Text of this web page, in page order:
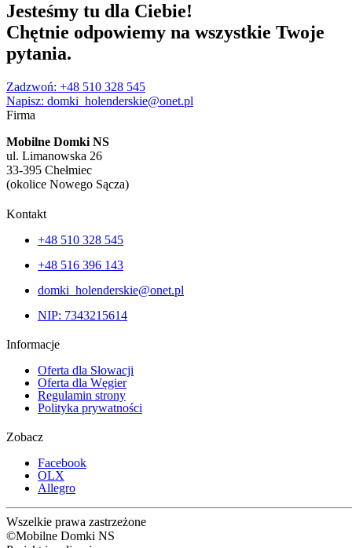
Jesteśmy tu dla Ciebie!
Chętnie odpowiemy na wszystkie Twoje
pytania.
Zadzwoń: +48 510 328 545
Napisz: domki_holenderskie@onet.pl
Firma
Mobilne Domki NS
ul. Limanowska 26
33-395 Chełmiec
(okolice Nowego Sącza)
Kontakt
+48 510 328 545
+48 516 396 143
domki_holenderskie@onet.pl
NIP: 7343215614
Informacje
Oferta dla Słowacji
Oferta dla Węgier
Regulamin strony
Polityka prywatności
Zobacz
Facebook
OLX
Allegro
Wszelkie prawa zastrzeżone
©Mobilne Domki NS